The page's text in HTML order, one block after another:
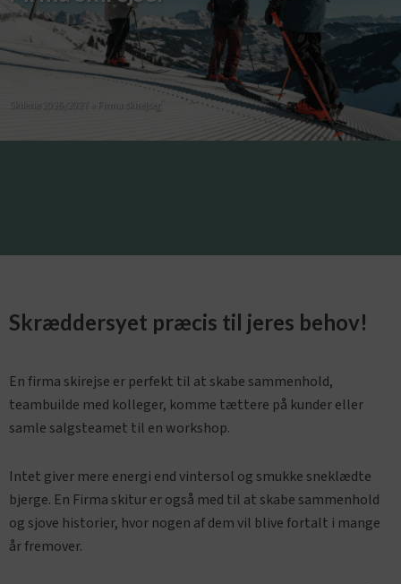
Skiferie 2026/2027 Firma skirejser
Skræddersyet præcis til jeres behov!
En firma skirejse er perfekt til at skabe sammenhold,
teambuilde med kolleger, komme tættere på kunder eller
samle salgsteamet til en workshop.
Intet giver mere energi end vintersol og smukke sneklædte
bjerge. En Firma skitur er også med til at skabe sammenhold
og sjove historier, hvor nogen af dem vil blive fortalt i mange
år fremover.